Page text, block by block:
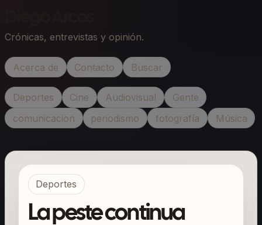
Crónicas, entrevistas y opinión.
Acerca de Contacto Buscar
Deportes Cine Audiovisual
Gente
comunicacion
periodismo fotografía Música
Deportes
La peste continua